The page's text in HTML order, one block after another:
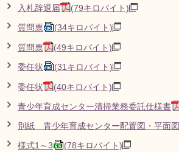
入札辞退届 (79キロバイト)
質問票 (34キロバイト)
質問票 (49キロバイト)
委任状 (31キロバイト)
委任状 (40キロバイト)
青少年育成センター清掃業務委託仕様書
別紙 青少年育成センター配置図・平面図
様式1～3 (78キロバイト)